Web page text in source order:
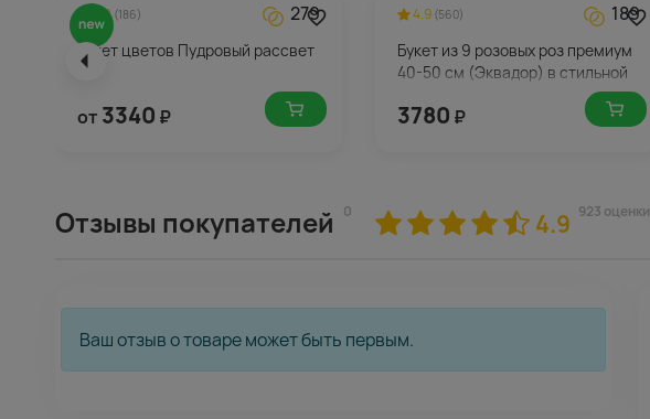
4.8(186) 279
Букет цветов Пудровый рассвет
от 3340 ₽
4.9 (560) 189
Букет из 9 розовых роз премиум
40-50 см (Эквадор) в стильной
3780 ₽
Отзывы покупателей 0 4.9 923 оценки
Ваш отзыв о товаре может быть первым.